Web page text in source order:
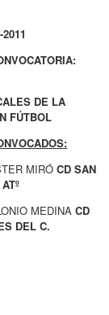
DE LA
FÚTBOL
MIRÓ CD SAN
MEDINA CD
DEL C.